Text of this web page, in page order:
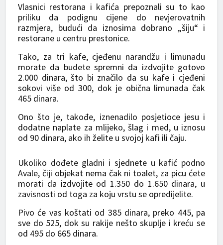
Vlasnici restorana i kafića prepoznali su to kao
priliku da podignu cijene do nevjerovatnih
razmjera, budući da iznosima dobrano „šiju“ i
restorane u centru prestonice.
Tako, za tri kafe, cjeđenu narandžu i limunadu
morate da budete spremni da izdvojite gotovo
2.000 dinara, što bi značilo da su kafe i cjeđeni
sokovi više od 300, dok je obična limunada čak
465 dinara.
Ono što je, takođe, iznenadilo posjetioce jesu i
dodatne naplate za mlijeko, šlag i med, u iznosu
od 90 dinara, ako ih želite u svojoj kafi ili čaju.
Ukoliko dođete gladni i sjednete u kafić podno
Avale, čiji objekat nema čak ni toalet, za picu ćete
morati da izdvojite od 1.350 do 1.650 dinara, u
zavisnosti od toga za koju vrstu se opredijelite.
Pivo će vas koštati od 385 dinara, preko 445, pa
sve do 525, dok su rakije nešto skuplje i kreću se
od 495 do 665 dinara.